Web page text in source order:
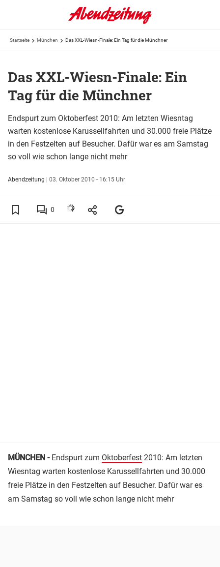
Startseite München Das XXL-Wiesn-Finale: Ein Tag für die Münchner
Das XXL-Wiesn-Finale: Ein
Tag für die Münchner
Endspurt zum Oktoberfest 2010: Am letzten Wiesntag
warten kostenlose Karussellfahrten und 30.000 freie Plätze
in den Festzelten auf Besucher. Dafür war es am Samstag
so voll wie schon lange nicht mehr
Abendzeitung | 03. Oktober 2010 - 16:15 Uhr
0
MÜNCHEN - Endspurt zum Oktoberfest 2010: Am letzten
Wiesntag warten kostenlose Karussellfahrten und 30.000
freie Plätze in den Festzelten auf Besucher. Dafür war es
am Samstag so voll wie schon lange nicht mehr